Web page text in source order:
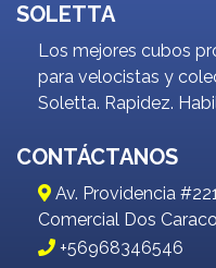
SOLETTA
Los mejores cubos
para velocistas y
Soletta. Rapidez.
CONTÁCTANOS
Av. Providencia
Comercial Dos
+56968346546